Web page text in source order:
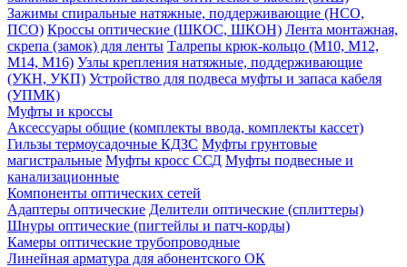
Зажимы спиральные натяжные, поддерживающие (НСО,
ПСО) Кроссы оптические (ШКОС, ШКОН) Лента монтажная,
скрепа (замок) для ленты Талрепы крюк-кольцо (М10, М12,
М14, М16) Узлы крепления натяжные, поддерживающие
(УКН, УКП) Устройство для подвеса муфты и запаса кабеля
(УПМК)
Муфты и кроссы
Аксессуары общие (комплекты ввода, комплекты кассет)
Гильзы термоусадочные КДЗС Муфты грунтовые
магистральные Муфты кросс ССД Муфты подвесные и
канализационные
Компоненты оптических сетей
Адаптеры оптические Делители оптические (сплиттеры)
Шнуры оптические (пигтейлы и патч-корды)
Камеры оптические трубопроводные
Линейная арматура для абонентского ОК